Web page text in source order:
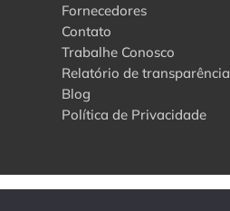
Fornecedores
Contato
Trabalhe Conosco
Relatório de transparência
Blog
Política de Privacidade